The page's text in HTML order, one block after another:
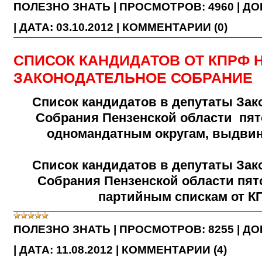
ПОЛЕЗНО ЗНАТЬ ПРОСМОТРОВ: 4960
ДАТА: 03.10.2012 КОММЕНТАРИИ (0)
СПИСОК КАНДИДАТОВ ОТ КПРФ
ЗАКОНОДАТЕЛЬНОЕ СОБРАНИЕ
Список кандидатов в депутаты
Собрания Пензенской области
одномандатным округам,
Список кандидатов в депутаты
Собрания Пензенской области
партийным спискам от
ПОЛЕЗНО ЗНАТЬ ПРОСМОТРОВ: 8255
ДАТА: 11.08.2012 КОММЕНТАРИИ (4)